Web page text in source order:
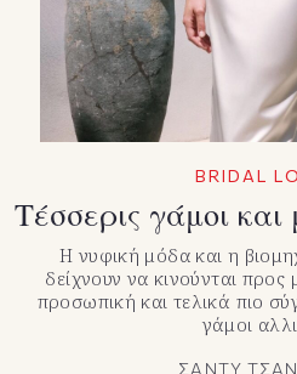
BRIDAL
Τέσσερις γάμοι
Η νυφική μόδα και η
δείχνουν να κινούνται προς
προσωπική και τελικά πιο
γάμοι
ΣΑΝΤΥ